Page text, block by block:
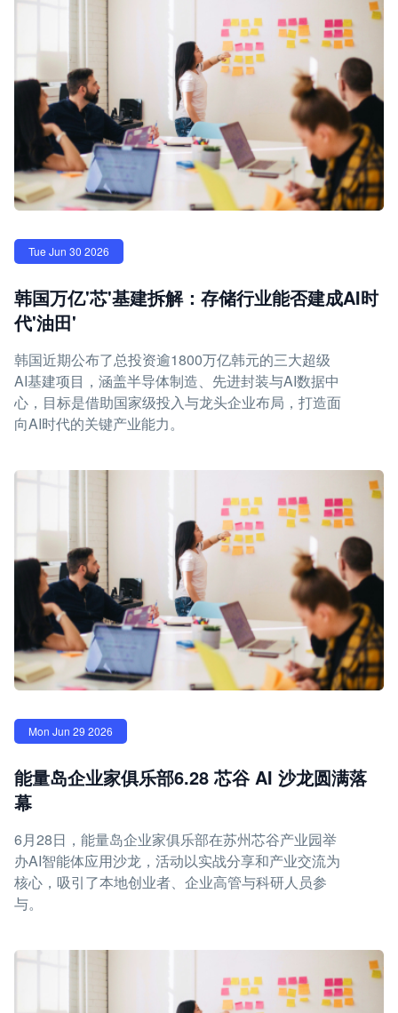
Tue Jun 30 2026
韩国万亿'芯'基建拆解：存储行业能否建成AI时
代'油田'
韩国近期公布了总投资逾1800万亿韩元的三大超级
AI基建项目，涵盖半导体制造、先进封装与AI数据中
心，目标是借助国家级投入与龙头企业布局，打造面
向AI时代的关键产业能力。
Mon Jun 29 2026
能量岛企业家俱乐部6.28 芯谷 AI 沙龙圆满落
幕
6月28日，能量岛企业家俱乐部在苏州芯谷产业园举
办AI智能体应用沙龙，活动以实战分享和产业交流为
核心，吸引了本地创业者、企业高管与科研人员参
与。